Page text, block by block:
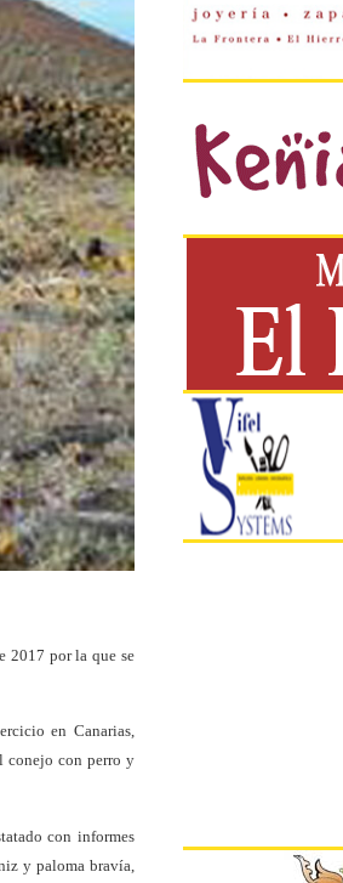
2017 por la que se
en Canarias,
conejo con perro y
con informes
y paloma bravía,